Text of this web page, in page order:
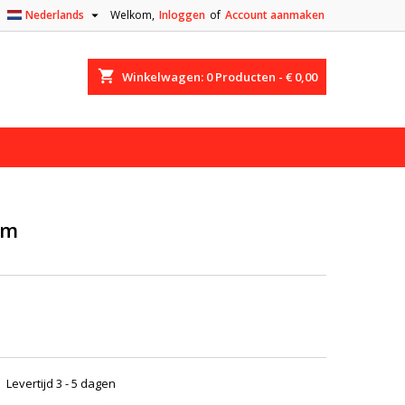
Welkom, Inloggen of Account aanmaken
Nederlands 
shopping_cart Winkelwagen: 0Producten - € 0,00
Levertijd 3 - 5 dagen